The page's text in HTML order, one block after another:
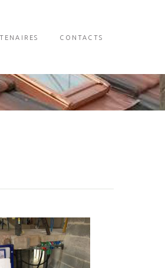
CONTACTS